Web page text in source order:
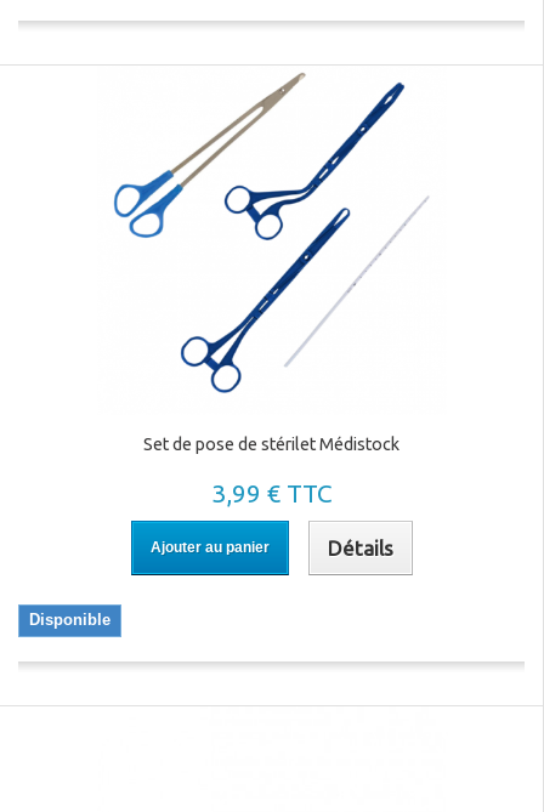
Set de pose de stérilet Médistock
3,99 € TTC
Ajouter au panier Détails
Disponible